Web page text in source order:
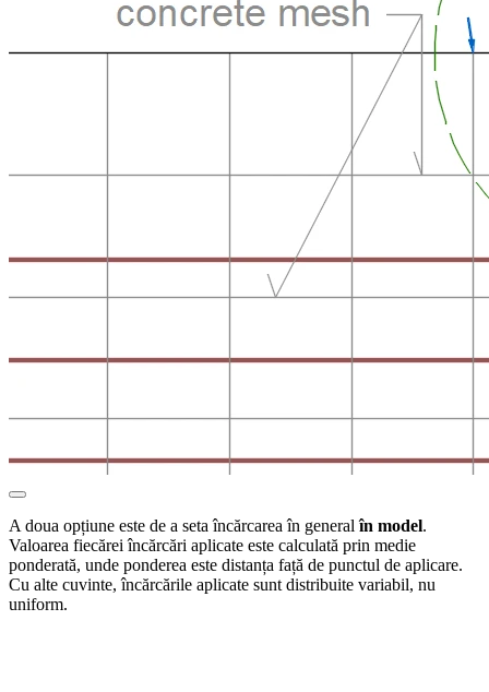
A doua opțiune este de a seta încărcarea în generalîn model.
Valoarea fiecărei încărcări aplicate este calculată prin medie
ponderată, unde ponderea este distanța față de punctul de aplicare.
Cu alte cuvinte, încărcările aplicate sunt distribuite variabil, nu
uniform.